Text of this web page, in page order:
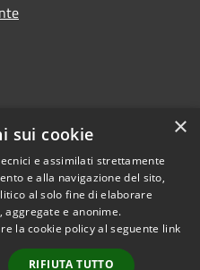
Copyright © 2026 • Comune di
Fiorenzuola d'Arda • Powered
byMunicipium Accesso
×
sui cookie
e assimilati strettamente
e alla navigazione del sito,
al solo fine di elaborare
aggregate e anonime.
la cookie policy al seguente link
RIFIUTA TUTTO